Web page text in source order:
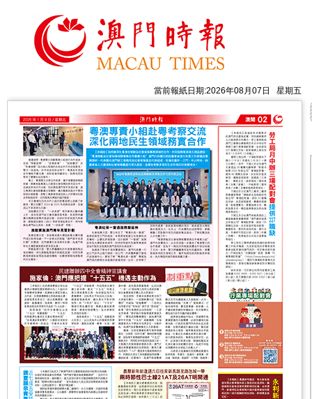
當前報紙日期:2026年08月07日 星期五